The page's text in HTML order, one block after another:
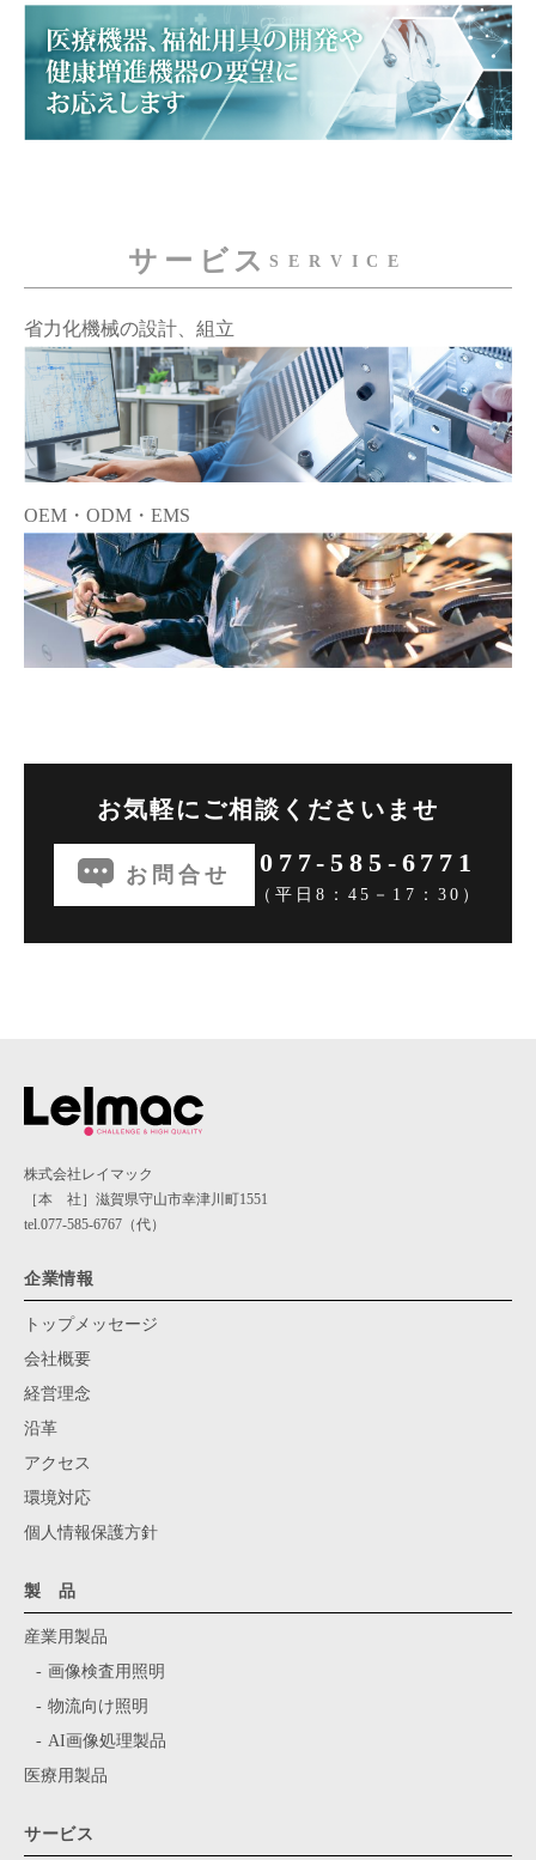
サービスSERVICE
省力化機械の設計、組立
OEM・ODM・EMS
お気軽にご相談くださいませ
お問合せ 077-585-6771
（平日8：45－17：30）
株式会社レイマック
［本 社］滋賀県守山市幸津川町1551
tel.077-585-6767（代）
企業情報
トップメッセージ
会社概要
経営理念
沿革
アクセス
環境対応
個人情報保護方針
製 品
産業用製品
画像検査用照明
物流向け照明
AI画像処理製品
医療用製品
サービス